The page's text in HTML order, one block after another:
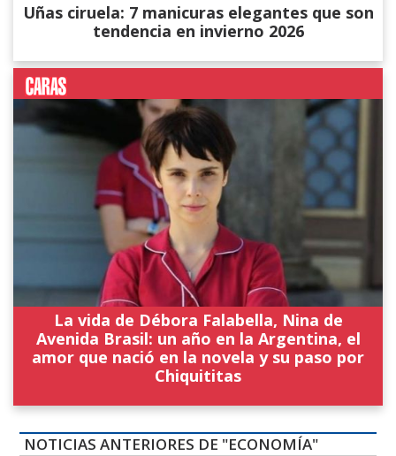
Uñas ciruela: 7 manicuras elegantes que son
tendencia en invierno 2026
La vida de Débora Falabella, Nina de
Avenida Brasil: un año en la Argentina, el
amor que nació en la novela y su paso por
Chiquititas
NOTICIAS ANTERIORES DE "ECONOMÍA"